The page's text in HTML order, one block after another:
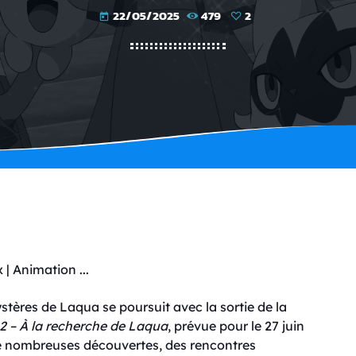
today 22/05/2025 479 2
de Laqua se poursuit avec la sortie de la
– À la recherche de Laqua, prévue pour le 27 juin
nombreuses découvertes, des rencontres